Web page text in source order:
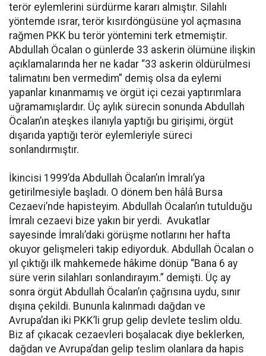
terör eylemlerini sürdürme kararı almıştır. Silahlı
yöntemde ısrar, terör kısırdöngüsüne yol açmasına
rağmen PKK bu terör yöntemini terk etmemiştir.
Abdullah Öcalan o günlerde 33 askerin ölümüne ilişkin
açıklamalarında her ne kadar “33 askerin öldürülmesi
talimatını ben vermedim” demiş olsa da eylemi
yapanlar kınanmamış ve örgüt içi cezai yaptırımlara
uğramamışlardır. Üç aylık sürecin sonunda Abdullah
Öcalan’ın ateşkes ilanıyla yaptığı bu girişimi, örgüt
dışarıda yaptığı terör eylemleriyle süreci
sonlandırmıştır.
İkincisi 1999’da Abdullah Öcalan’ın İmralı’ya
getirilmesiyle başladı. O dönem ben hâlâ Bursa
Cezaevi’nde hapisteyim. Abdullah Öcalan’ın tutulduğu
İmralı cezaevi bize yakın bir yerdi. Avukatlar
sayesinde İmralı’daki görüşme notlarını her hafta
okuyor gelişmeleri takip ediyorduk. Abdullah Öcalan o
yıl çıktığı ilk mahkemede hâkime dönüp “Bana 6 ay
süre verin silahları sonlandırayım.” demişti. Üç ay
sonra örgüt Abdullah Öcalan’ın çağrısına uydu, sınır
dışına çekildi. Bununla kalınmadı dağdan ve
Avrupa’dan iki PKK’li grup gelip devlete teslim oldu.
Biz af çıkacak cezaevleri boşalacak diye beklerken,
dağdan ve Avrupa’dan gelip teslim olanlara da hapis